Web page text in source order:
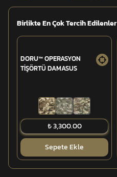
Birlikte En Çok Tercih Edilenler
DORU™ OPERASYON
TİŞÖRTÜ DAMASUS
₺ 3,300.00
Sepete Ekle